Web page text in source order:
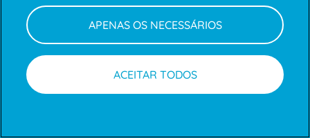
APENAS OS NECESSÁRIOS
ACEITAR TODOS